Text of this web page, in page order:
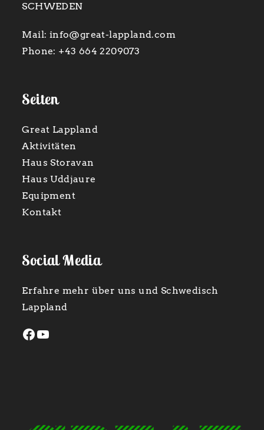
SCHWEDEN
Mail: info@great-lappland.com
Phone: +43 664 2209073
Seiten
Great Lappland
Aktivitäten
Haus Storavan
Haus Uddjaure
Equipment
Kontakt
Social Media
Erfahre mehr über uns und Schwedisch
Lappland